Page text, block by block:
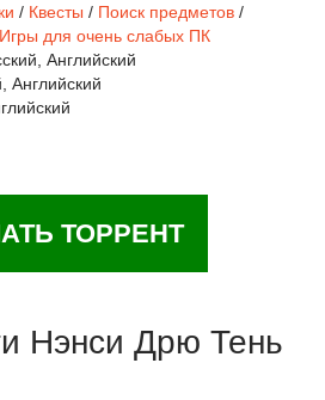
/ Квесты / Поиск предметов /
Игры для очень слабых ПК
Английский
Английский
ТОРРЕНТ
Нэнси Дрю Тень